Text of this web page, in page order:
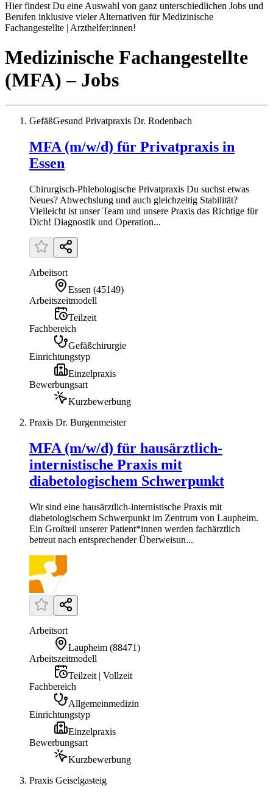
Hier findest Du eine Auswahl von ganz unterschiedlichen Jobs und
Berufen inklusive vieler Alternativen für Medizinische
Fachangestellte | Arzthelfer:innen!
Medizinische Fachangestellte
(MFA) – Jobs
GefäßGesund Privatpraxis Dr. Rodenbach
MFA (m/w/d) für Privatpraxis in
Essen
Chirurgisch-Phlebologische Privatpraxis Du suchst etwas
Neues? Abwechslung und auch gleichzeitig Stabilität?
Vielleicht ist unser Team und unsere Praxis das Richtige für
Dich! Diagnostik und Operation...
Arbeitsort
Essen (45149)
Arbeitszeitmodell
Teilzeit
Fachbereich
Gefäßchirurgie
Einrichtungstyp
Einzelpraxis
Bewerbungsart
Kurzbewerbung
Praxis Dr. Burgenmeister
MFA (m/w/d) für hausärztlich-
internistische Praxis mit
diabetologischem Schwerpunkt
Wir sind eine hausärztlich-internistische Praxis mit
diabetologischem Schwerpunkt im Zentrum von Laupheim.
Ein Großteil unserer Patient*innen werden fachärztlich
betreut nach entsprechender Überweisun...
Arbeitsort
Laupheim (88471)
Arbeitszeitmodell
Teilzeit | Vollzeit
Fachbereich
Allgemeinmedizin
Einrichtungstyp
Einzelpraxis
Bewerbungsart
Kurzbewerbung
Praxis Geiselgasteig